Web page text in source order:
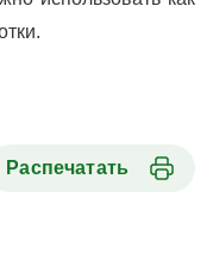
Распечатать